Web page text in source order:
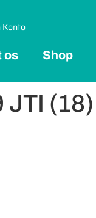
Konto
os Shop
JTI (18)